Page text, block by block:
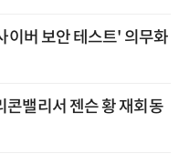
이버 보안 테스트' 의무화
콘밸리서 젠슨 황 재회동